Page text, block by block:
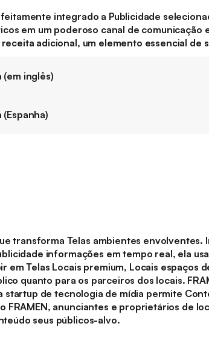
integrado a Publicidade
em um poderoso canal de comunicação
adicional, um elemento essencial de
(em inglês)
transforma Telas ambientes
informações em tempo real, ela
em Telas Locais premium, Locais espaços
quanto para os parceiros dos locais.
startup de tecnologia de mídia permite
FRAMEN, anunciantes e proprietários de
seus públicos-alvo.